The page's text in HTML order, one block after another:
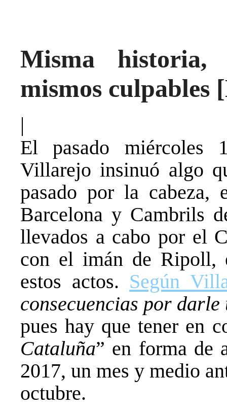
Misma historia,
mismos culpables
|
El pasado miércoles
Villarejo insinuó algo
pasado por la cabeza,
Barcelona y Cambrils
llevados a cabo por el
con el imán de Ripoll,
estos actos. Según
consecuencias por
pues hay que tener en
Cataluña” en forma de
2017, un mes y medio
octubre.